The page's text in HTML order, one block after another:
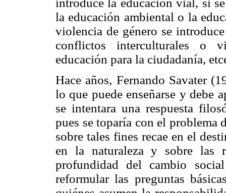
introduce la educación vial, si
la educación ambiental o la
violencia de género se
conflictos interculturales o
educación para la ciudadanía,
Hace años, Fernando Savater
lo que puede enseñarse y debe
se intentara una respuesta
pues se toparía con el problema
sobre tales fines recae en el
en la naturaleza y sobre las
profundidad del cambio
reformular las preguntas